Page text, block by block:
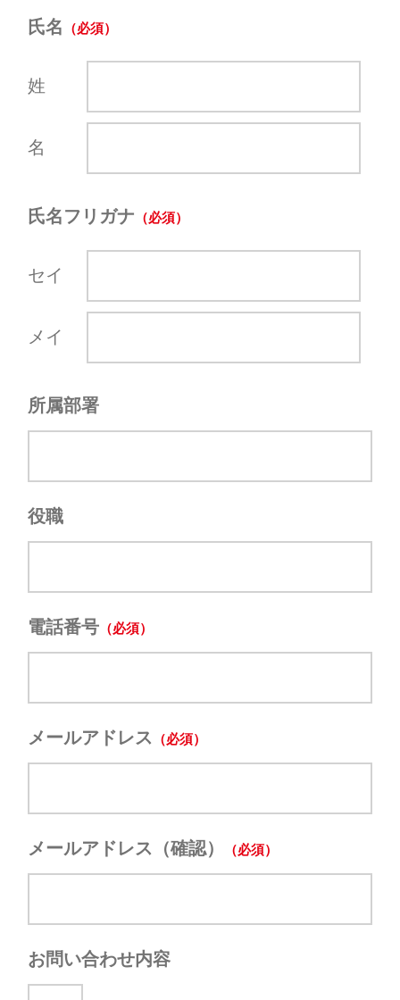
氏名
姓
名
氏名フリガナ
セイ
メイ
所属部署
役職
電話番号
メールアドレス
メールアドレス（確認）
お問い合わせ内容